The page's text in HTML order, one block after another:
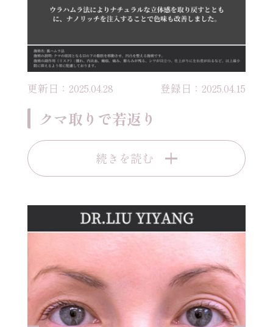
更新日：2025.04.28 登録日：2025.04.15
クマ取りで若返り
続きを読む